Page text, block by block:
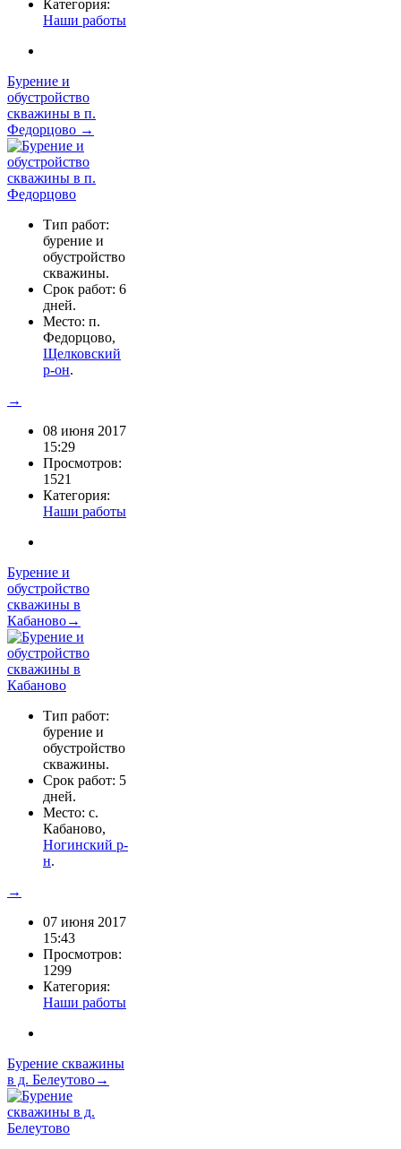
Категория:
Наши работы
Бурение и
обустройство
скважины в п.
Федорцово →
Тип работ:
бурение и
обустройство
скважины.
Срок работ: 6
дней.
Место: п.
Федорцово,
Щелковский
р-он.
→
08 июня 2017
15:29
Просмотров:
1521
Категория:
Наши работы
Бурение и
обустройство
скважины в
Кабаново→
Тип работ:
бурение и
обустройство
скважины.
Срок работ: 5
дней.
Место: с.
Кабаново,
Ногинский р-
н.
→
07 июня 2017
15:43
Просмотров:
1299
Категория:
Наши работы
Бурение скважины
в д. Белеутово→